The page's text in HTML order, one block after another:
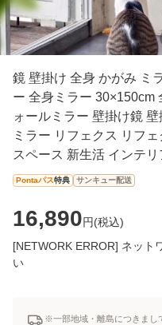
鏡 壁掛け 全身 かがみ ミ
ー 全身ミラー 30×150cm
ォールミラー 壁掛け鏡
ミラー リフェクス リフ
スペース 新生活 インテリ
Pontaパス特典 サンキュー配送
16,890円(税込)
[NETWORK ERROR] ネット
い
※一部地域・離島につきまし